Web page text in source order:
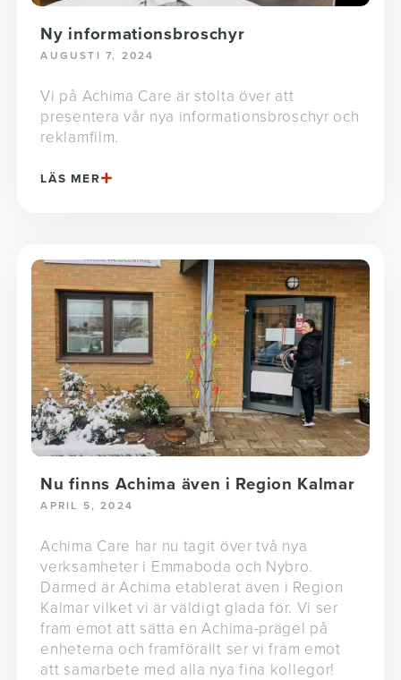
Ny informationsbroschyr
AUGUSTI 7, 2024
Vi på Achima Care är stolta över att
presentera vår nya informationsbroschyr och
reklamfilm.
LÄS MER
Nu finns Achima även i Region Kalmar
APRIL 5, 2024
Achima Care har nu tagit över två nya
verksamheter i Emmaboda och Nybro.
Därmed är Achima etablerat även i Region
Kalmar vilket vi är väldigt glada för. Vi ser
fram emot att sätta en Achima-prägel på
enheterna och framförallt ser vi fram emot
att samarbete med alla nya fina kollegor!